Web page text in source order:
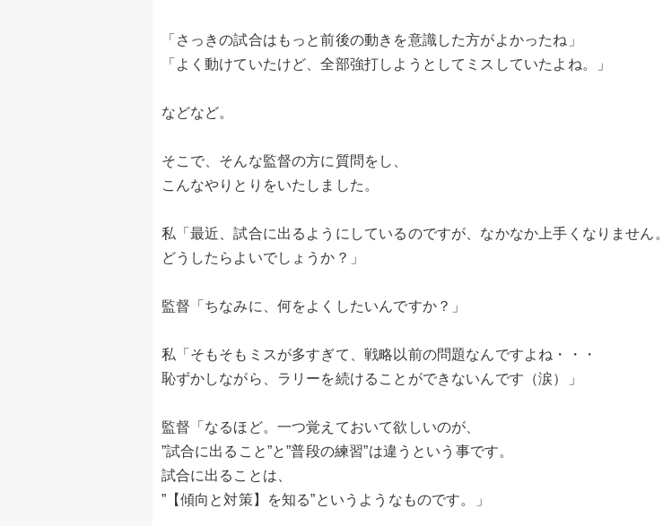
「さっきの試合はもっと前後の動きを意識した方がよかったね」
「よく動けていたけど、全部強打しようとしてミスしていたよね。」
などなど。
そこで、そんな監督の方に質問をし、
こんなやりとりをいたしました。
私「最近、試合に出るようにしているのですが、なかなか上手くなりません。
どうしたらよいでしょうか？」
監督「ちなみに、何をよくしたいんですか？」
私「そもそもミスが多すぎて、戦略以前の問題なんですよね・・・
恥ずかしながら、ラリーを続けることができないんです（涙）」
監督「なるほど。一つ覚えておいて欲しいのが、
”試合に出ること”と”普段の練習”は違うという事です。
試合に出ることは、
”【傾向と対策】を知る”というようなものです。」